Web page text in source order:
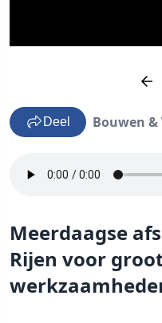
Deel Bouwen &
Meerdaagse
Rijen voor